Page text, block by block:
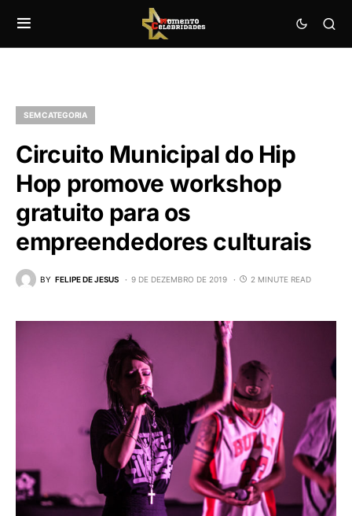
SEM CATEGORIA
Circuito Municipal do Hip
Hop promove workshop
gratuito para os
empreendedores culturais
BY FELIPE DE JESUS 9 DE DEZEMBRO DE 2019 2 MINUTE READ